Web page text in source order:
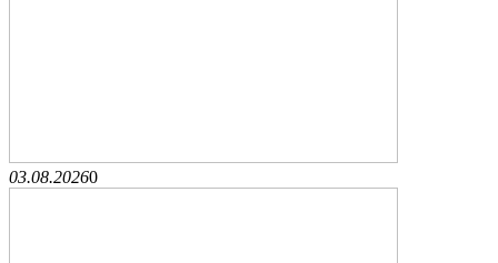
03.08.20260